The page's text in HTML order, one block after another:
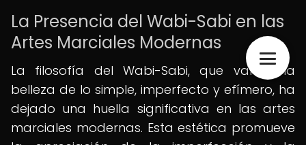
La Presencia del Wabi-Sabi en las
Artes Marciales Modernas
La filosofía del Wabi-Sabi, que valora la
belleza de lo simple, imperfecto y efímero, ha
dejado una huella significativa en las artes
marciales modernas. Esta estética promueve